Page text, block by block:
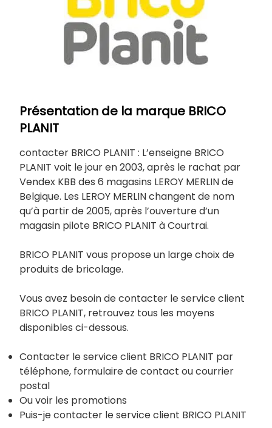
Présentation de la marque BRICO
PLANIT
contacter BRICO PLANIT : L’enseigne BRICO
PLANIT voit le jour en 2003, après le rachat par
Vendex KBB des 6 magasins LEROY MERLIN de
Belgique. Les LEROY MERLIN changent de nom
qu’à partir de 2005, après l’ouverture d’un
magasin pilote BRICO PLANIT à Courtrai.
BRICO PLANIT vous propose un large choix de
produits de bricolage.
Vous avez besoin de contacter le service client
BRICO PLANIT, retrouvez tous les moyens
disponibles ci-dessous.
Contacter le service client BRICO PLANIT par
téléphone, formulaire de contact ou courrier
postal
Ou voir les promotions
Puis-je contacter le service client BRICO PLANIT